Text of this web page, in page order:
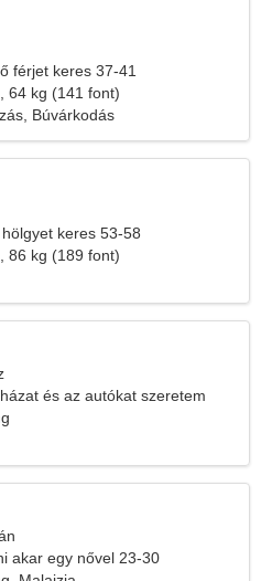
férjet keres 37-41
64 kg (141 font)
Búvárkodás
keres 53-58
86 kg (189 font)
és az autókat szeretem
akar egy nővel 23-30